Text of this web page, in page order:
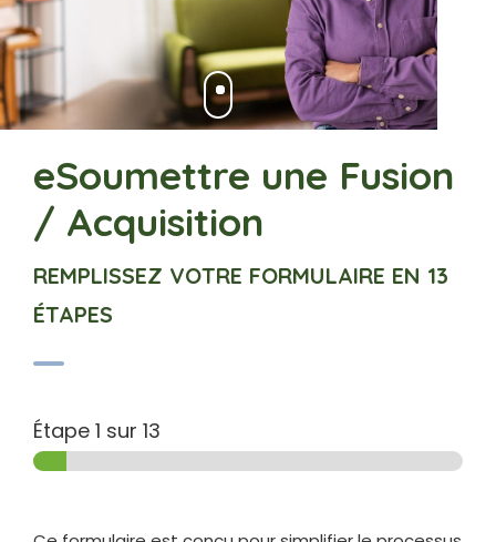
eSoumettre une Fusion
/ Acquisition
REMPLISSEZ VOTRE FORMULAIRE EN 13
ÉTAPES
Étape 1 sur 13